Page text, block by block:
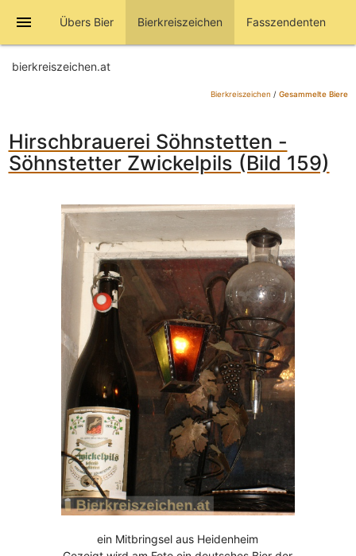
menu Übers Bier Bierkreiszeichen Fasszendenten
bierkreiszeichen.at
Bierkreiszeichen / Gesammelte Biere
Hirschbrauerei Söhnstetten -
Söhnstetter Zwickelpils (Bild 159)
ein Mitbringsel aus Heidenheim